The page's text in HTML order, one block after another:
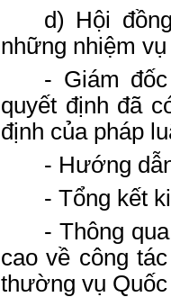
d) Hội
những nhiệm
- Giám
quyết định đã
định của pháp
- Hướng
- Tổng kết
- Thông
cao về công
thường vụ